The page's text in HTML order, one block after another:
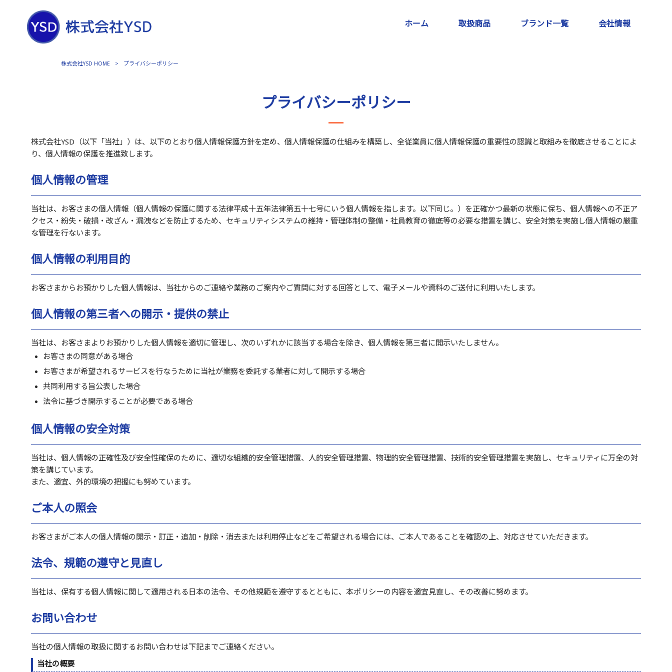
ホーム 取扱商品 ブランド一覧 会社情報
株式会社YSD HOME > プライバシーポリシー
プライバシーポリシー
株式会社YSD（以下「当社」）は、以下のとおり個人情報保護方針を定め、個人情報保護の仕組みを構築し、全従業員に個人情報保護の重要性の認識と取組みを徹底させることによ
り、個人情報の保護を推進致します。
個人情報の管理
当社は、お客さまの個人情報（個人情報の保護に関する法律平成十五年法律第五十七号にいう個人情報を指します。以下同じ。）を正確かつ最新の状態に保ち、個人情報への不正ア
クセス・紛失・破損・改ざん・漏洩などを防止するため、セキュリティシステムの維持・管理体制の整備・社員教育の徹底等の必要な措置を講じ、安全対策を実施し個人情報の厳重
な管理を行ないます。
個人情報の利用目的
お客さまからお預かりした個人情報は、当社からのご連絡や業務のご案内やご質問に対する回答として、電子メールや資料のご送付に利用いたします。
個人情報の第三者への開示・提供の禁止
当社は、お客さまよりお預かりした個人情報を適切に管理し、次のいずれかに該当する場合を除き、個人情報を第三者に開示いたしません。
お客さまの同意がある場合
お客さまが希望されるサービスを行なうために当社が業務を委託する業者に対して開示する場合
共同利用する旨公表した場合
法令に基づき開示することが必要である場合
個人情報の安全対策
当社は、個人情報の正確性及び安全性確保のために、適切な組織的安全管理措置、人的安全管理措置、物理的安全管理措置、技術的安全管理措置を実施し、セキュリティに万全の対
策を講じています。
また、適宜、外的環境の把握にも努めています。
ご本人の照会
お客さまがご本人の個人情報の開示・訂正・追加・削除・消去または利用停止などをご希望される場合には、ご本人であることを確認の上、対応させていただきます。
法令、規範の遵守と見直し
当社は、保有する個人情報に関して適用される日本の法令、その他規範を遵守するとともに、本ポリシーの内容を適宜見直し、その改善に努めます。
お問い合わせ
当社の個人情報の取扱に関するお問い合わせは下記までご連絡ください。
当社の概要